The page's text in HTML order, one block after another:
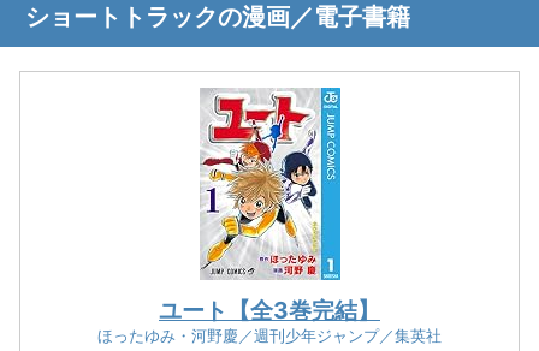
ショートトラックの漫画／電子書籍
ユート【全3巻完結】
ほったゆみ・河野慶／週刊少年ジャンプ／集英社